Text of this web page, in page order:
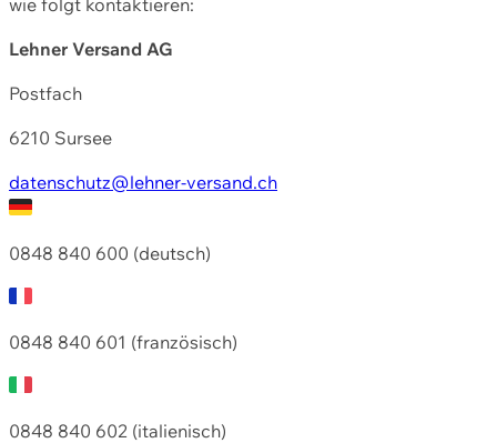
Lehner Versand AG
Postfach
6210 Sursee
datenschutz@lehner-versand.ch
0848 840 600 (deutsch)
0848 840 601 (französisch)
0848 840 602 (italienisch)